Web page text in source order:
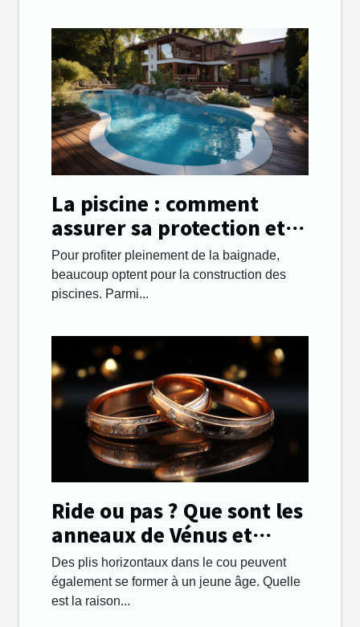
La piscine : comment
assurer sa protection et
sa sécurité ?
Pour profiter pleinement de la baignade,
beaucoup optent pour la construction des
piscines. Parmi...
Ride ou pas ? Que sont les
anneaux de Vénus et
comment les gérer.
Des plis horizontaux dans le cou peuvent
également se former à un jeune âge. Quelle
est la raison...